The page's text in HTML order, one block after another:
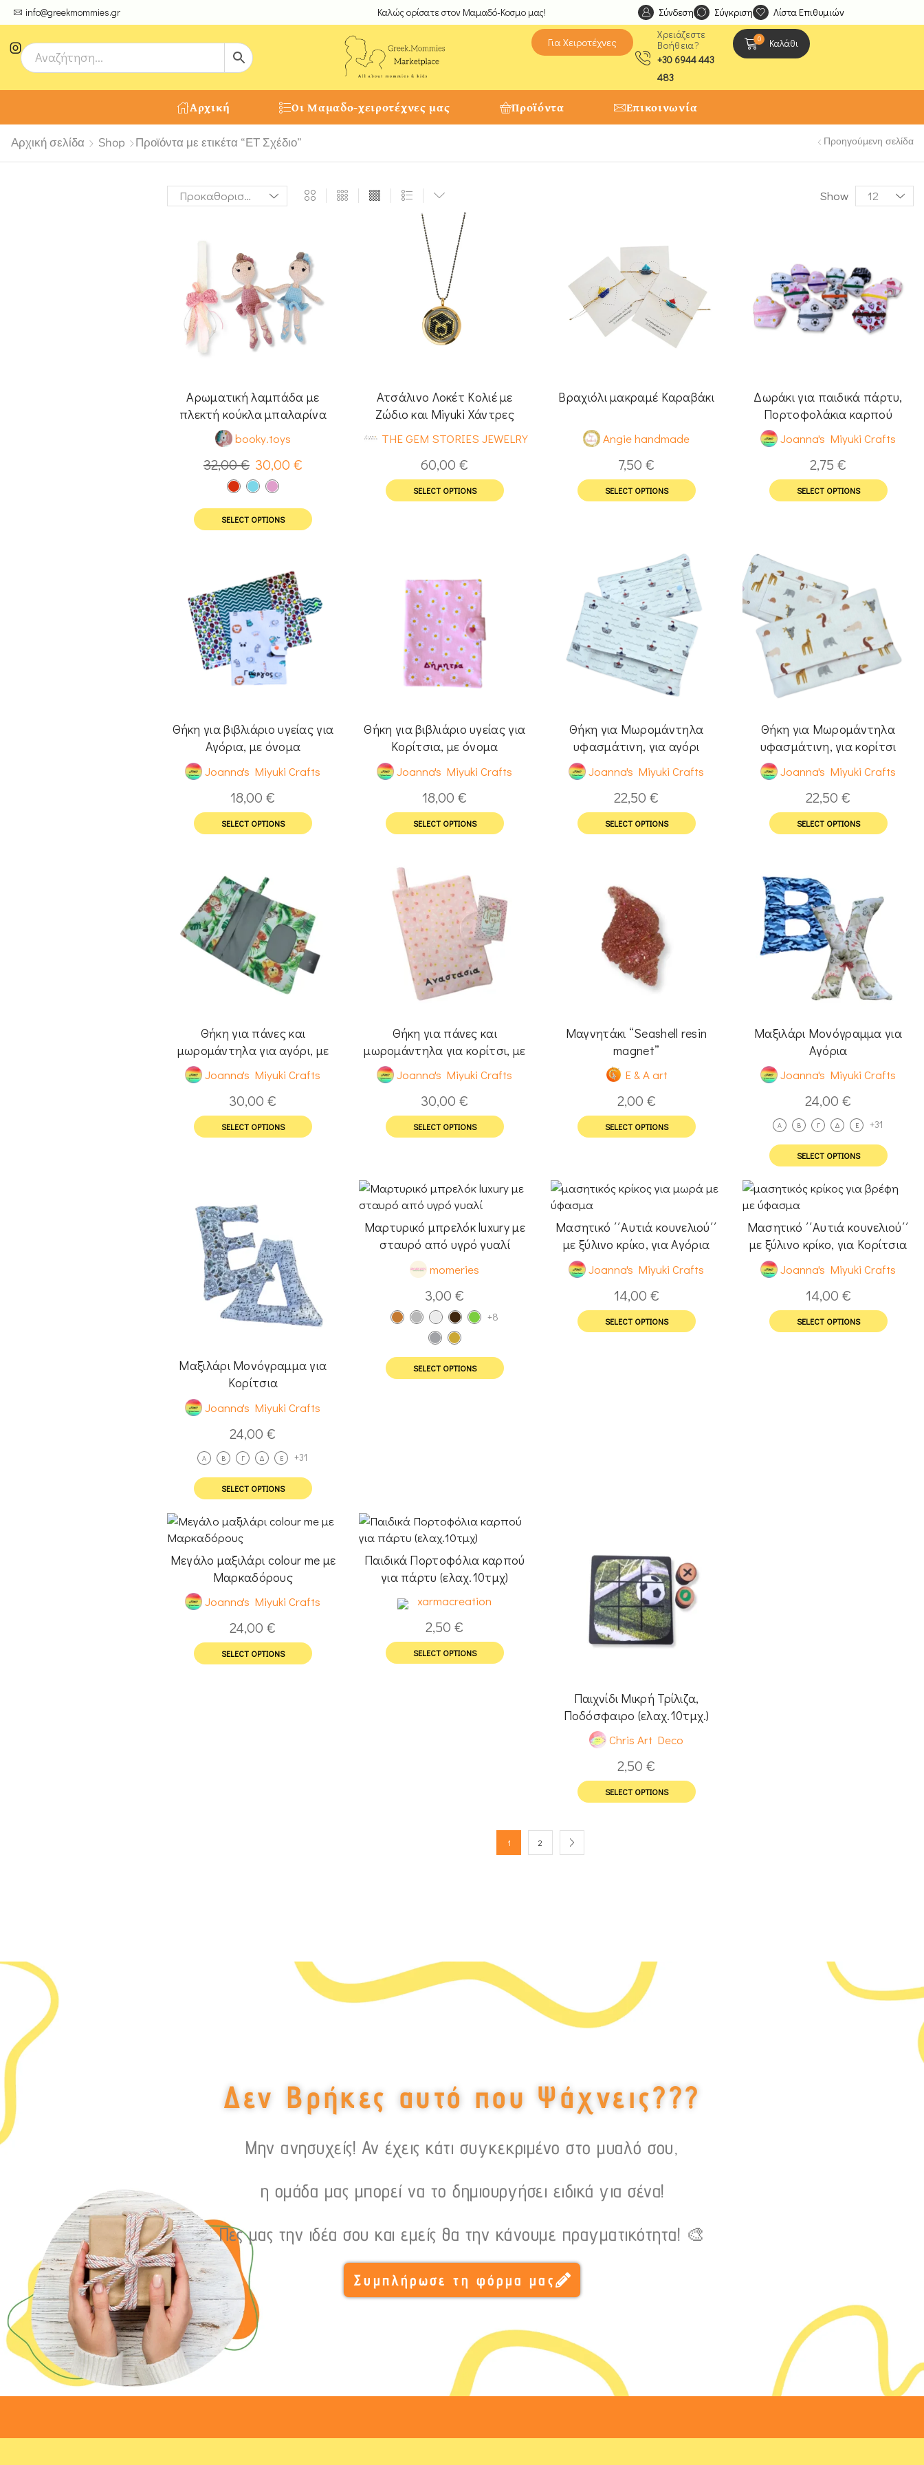
info@greekmommies.gr
μοναδικές δημιουργίες από τους Χειροτέχνες μας! Καλώς ορίσατε στον Μαμαδό-Κοσμο μας! Ανακαλύψτε μοναδικές δημιουργίες από τους
Σύνδεση Σύγκριση Λίστα Επιθυμιών
Για Χειροτέχνες
Χρειάζεστε
Βοήθεια?
+30 6944 443
483
0 Καλάθι
Αρχική Οι Μαμαδο-χειροτέχνες μας Προϊόντα Επικοινωνία
Αρχική σελίδα Shop Προϊόντα με ετικέτα “ΕΤ Σχέδιο” Προηγούμενη σελίδα
Show
Αρωματική λαμπάδα με
πλεκτή κούκλα μπαλαρίνα
booky.toys
32,00€ 30,00 €
SELECT OPTIONS
Ατσάλινο Λοκέτ Κολιέ με
Ζώδιο και Miyuki Χάντρες
THE GEM STORIES JEWELRY
60,00€
SELECT OPTIONS
Βραχιόλι μακραμέ Καραβάκι
Angie handmade
7,50€
SELECT OPTIONS
Δωράκι για παιδικά πάρτυ,
Πορτοφολάκια καρπού
Joanna's Miyuki Crafts
2,75€
SELECT OPTIONS
Θήκη για βιβλιάριο υγείας για
Αγόρια, με όνομα
Joanna's Miyuki Crafts
18,00€
SELECT OPTIONS
Θήκη για βιβλιάριο υγείας για
Κορίτσια, με όνομα
Joanna's Miyuki Crafts
18,00€
SELECT OPTIONS
Θήκη για Μωρομάντηλα
υφασμάτινη, για αγόρι
Joanna's Miyuki Crafts
22,50€
SELECT OPTIONS
Θήκη για Μωρομάντηλα
υφασμάτινη, για κορίτσι
Joanna's Miyuki Crafts
22,50€
SELECT OPTIONS
Θήκη για πάνες και
μωρομάντηλα για αγόρι, με
Joanna's Miyuki Crafts
30,00€
SELECT OPTIONS
Θήκη για πάνες και
μωρομάντηλα για κορίτσι, με
Joanna's Miyuki Crafts
30,00€
SELECT OPTIONS
Μαγνητάκι “Seashell resin
magnet”
E & A art
2,00 €
SELECT OPTIONS
Μαξιλάρι Μονόγραμμα για
Αγόρια
Joanna's Miyuki Crafts
24,00€
A Β Γ Δ Ε +31
SELECT OPTIONS
Μαξιλάρι Μονόγραμμα για
Κορίτσια
Joanna's Miyuki Crafts
24,00€
A Β Γ Δ Ε +31
SELECT OPTIONS
Μαρτυρικό μπρελόκ luxury με
σταυρό από υγρό γυαλί
momeries
3,00€
+8
SELECT OPTIONS
Μασητικό ΄΄Αυτιά κουνελιού΄΄
με ξύλινο κρίκο, για Αγόρια
Joanna's Miyuki Crafts
14,00 €
SELECT OPTIONS
Μασητικό ΄΄Αυτιά κουνελιού΄΄
με ξύλινο κρίκο, για Κορίτσια
Joanna's Miyuki Crafts
14,00 €
SELECT OPTIONS
Μεγάλο μαξιλάρι colour me με
Μαρκαδόρους
Joanna's Miyuki Crafts
24,00€
SELECT OPTIONS
Παιδικά Πορτοφόλια καρπού
για πάρτυ (ελαχ.10τμχ)
xarmacreation
2,50€
SELECT OPTIONS
Παιχνίδι Μικρή Τρίλιζα,
Ποδόσφαιρο (ελαχ.10τμχ.)
Chris Art Deco
2,50€
SELECT OPTIONS
1 2
Δεν Βρήκες αυτό που Ψάχνεις???
Μην ανησυχείς! Αν έχεις κάτι συγκεκριμένο στο μυαλό σου,
η ομάδα μας μπορεί να το δημιουργήσει ειδικά για σένα!
Πες μας την ιδέα σου και εμείς θα την κάνουμε πραγματικότητα! 🎨
Συμπλήρωσε τη φόρμα μας